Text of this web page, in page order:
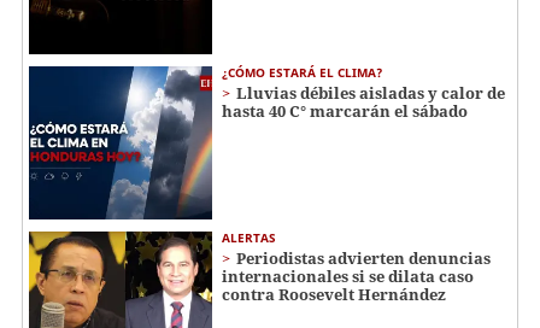
¿CÓMO ESTARÁ EL CLIMA?
Lluvias débiles aisladas y calor de
hasta 40 C° marcarán el sábado
ALERTAS
Periodistas advierten denuncias
internacionales si se dilata caso
contra Roosevelt Hernández